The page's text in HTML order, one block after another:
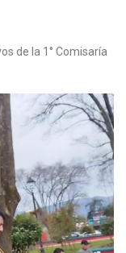
de la 1° Comisaría